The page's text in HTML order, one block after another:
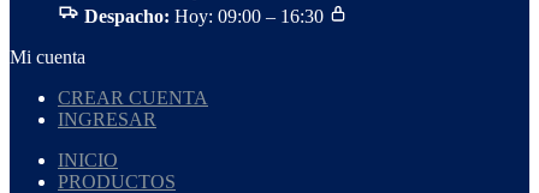
Despacho: Hoy: 09:00 – 16:30
Mi cuenta
CREAR CUENTA
INGRESAR
INICIO
PRODUCTOS